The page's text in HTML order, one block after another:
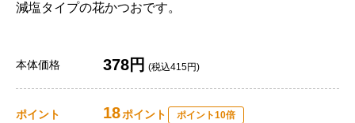
減塩タイプの花かつおです。
本体価格 378円 (税込415円)
ポイント 18ポイント ポイント10倍